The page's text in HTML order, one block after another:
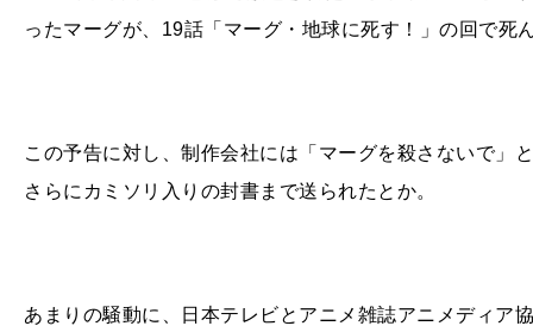
ったマーグが、 19話「マーグ・地球に死す！」の回で死
この予告に対し、制作会社には「マーグを殺さないで」
さらにカミソリ入りの封書まで送られたとか。
あまりの騒動に、日本テレビとアニメ雑誌アニメディア